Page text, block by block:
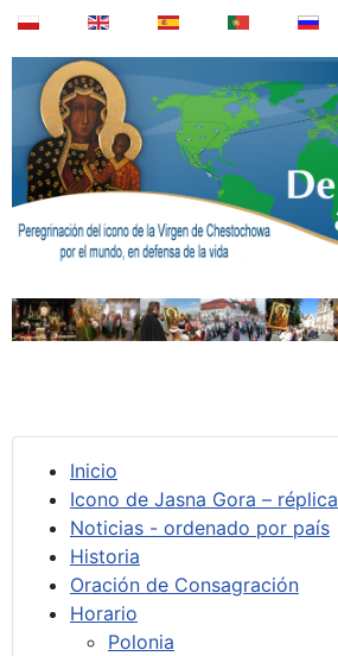
Inicio
Icono de Jasna Gora – réplica
Noticias - ordenado por país
Historia
Oración de Consagración
Horario
Polonia